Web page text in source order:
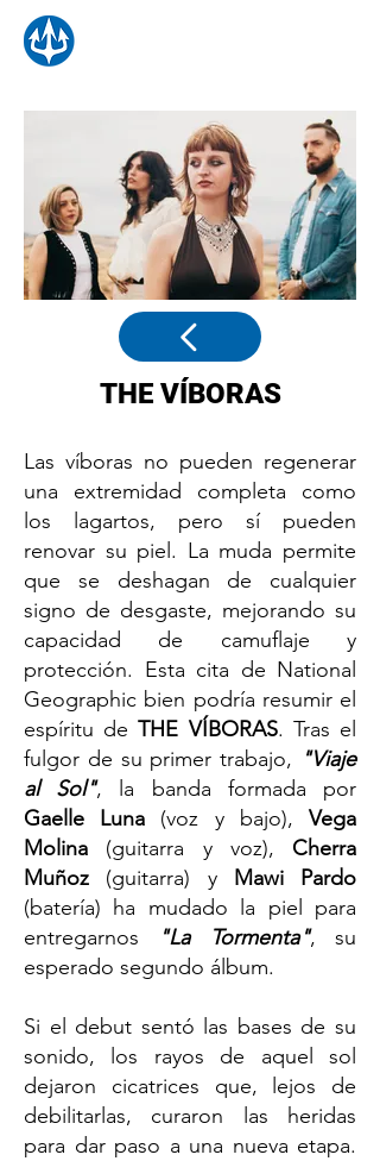
THE VÍBORAS
Las víboras no pueden regenerar
una extremidad completa como
los lagartos, pero sí pueden
renovar su piel. La muda permite
que se deshagan de cualquier
signo de desgaste, mejorando su
capacidad de camuflaje y
protección. Esta cita de National
Geographic bien podría resumir el
espíritu deTHE VÍBORAS. Tras el
fulgor de su primer trabajo, "Viaje
al Sol", la banda formada por
Gaelle Luna (voz y bajo),Vega
Molina (guitarra y voz), Cherra
Muñoz (guitarra) y Mawi Pardo
(batería) ha mudado la piel para
entregarnos
"La Tormenta", su
esperado segundo álbum.
Si el debut sentó las bases de su
sonido, los rayos de aquel sol
dejaron cicatrices que, lejos de
debilitarlas, curaron las heridas
para dar paso a una nueva etapa.